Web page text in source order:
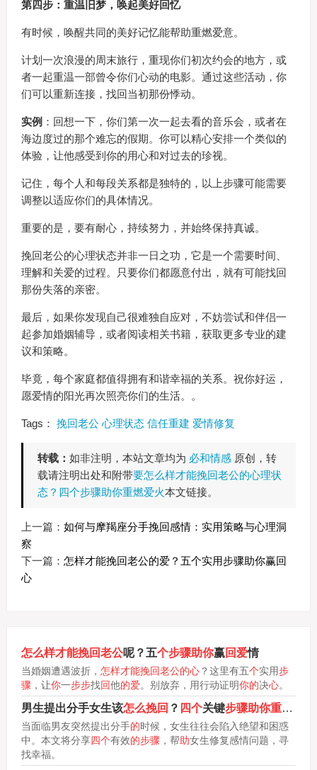
第四步：重温旧梦，唤起美好回忆
有时候，唤醒共同的美好记忆能帮助重燃爱意。
计划一次浪漫的周末旅行，重现你们初次约会的地方，或
者一起重温一部曾令你们心动的电影。通过这些活动，你
们可以重新连接，找回当初那份悸动。
实例 ：回想一下，你们第一次一起去看的音乐会，或者在
海边度过的那个难忘的假期。你可以精心安排一个类似的
体验，让他感受到你的用心和对过去的珍视。
记住，每个人和每段关系都是独特的，以上步骤可能需要
调整以适应你们的具体情况。
重要的是，要有耐心，持续努力，并始终保持真诚。
挽回老公的心理状态并非一日之功，它是一个需要时间、
理解和关爱的过程。只要你们都愿意付出，就有可能找回
那份失落的亲密。
最后，如果你发现自己很难独自应对，不妨尝试和伴侣一
起参加婚姻辅导，或者阅读相关书籍，获取更多专业的建
议和策略。
毕竟，每个家庭都值得拥有和谐幸福的关系。祝你好运，
愿爱情的阳光再次照亮你们的生活。。
Tags： 挽回老公 心理状态 信任重建 爱情修复
转载： 如非注明，本站文章均为 必和情感原创，转
载请注明出处和附带要怎么样才能挽回老公的心理状
态？四个步骤助你重燃爱火本文链接。
上一篇： 如何与摩羯座分手挽回感情：实用策略与心理洞
察
下一篇： 怎样才能挽回老公的爱？五个实用步骤助你赢回
心
怎么样才能挽回老公呢？五个步骤助你赢回爱情
当婚姻遭遇波折， 怎样才能挽回老公的心？这里有五个实用步
骤，让你一步步找回他的爱。别放弃，用行动证明你的决心。
男生提出分手女生该怎么挽回 ？ 四个关键步骤助你重建感
当面临男友突然提出分手的时候，女生往往会陷入绝望和困惑
中。本文将分享四个有效的步骤，帮助女生修复感情问题，寻
找幸福。